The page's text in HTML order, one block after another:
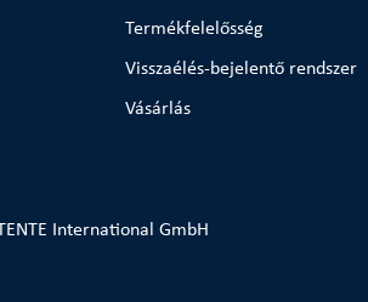
Termékfelelősség
Visszaélés-bejelentő rendszer
Vásárlás
International GmbH